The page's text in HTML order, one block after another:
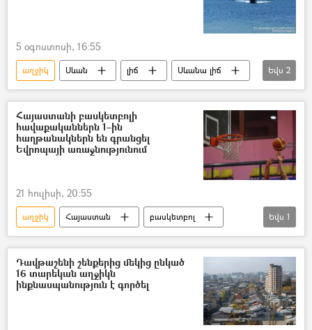
5 օգոստոսի, 16:55
աղջիկ Սևան լիճ
Սևանա լիճ
երեխա
փրկարար
Եվս 2
Հայաստանի բասկետբոլի
հավաքականներն 1–ին
հաղթանակներն են գրանցել
Եվրոպայի առաջնությունում
21 հուլիսի, 20:55
աղջիկ Հայաստան
բասկետբոլ
տղա
Եվս 1
Դավթաշենի շենքերից մեկից ընկած
16 տարեկան աղջիկն
ինքնասպանություն է գործել